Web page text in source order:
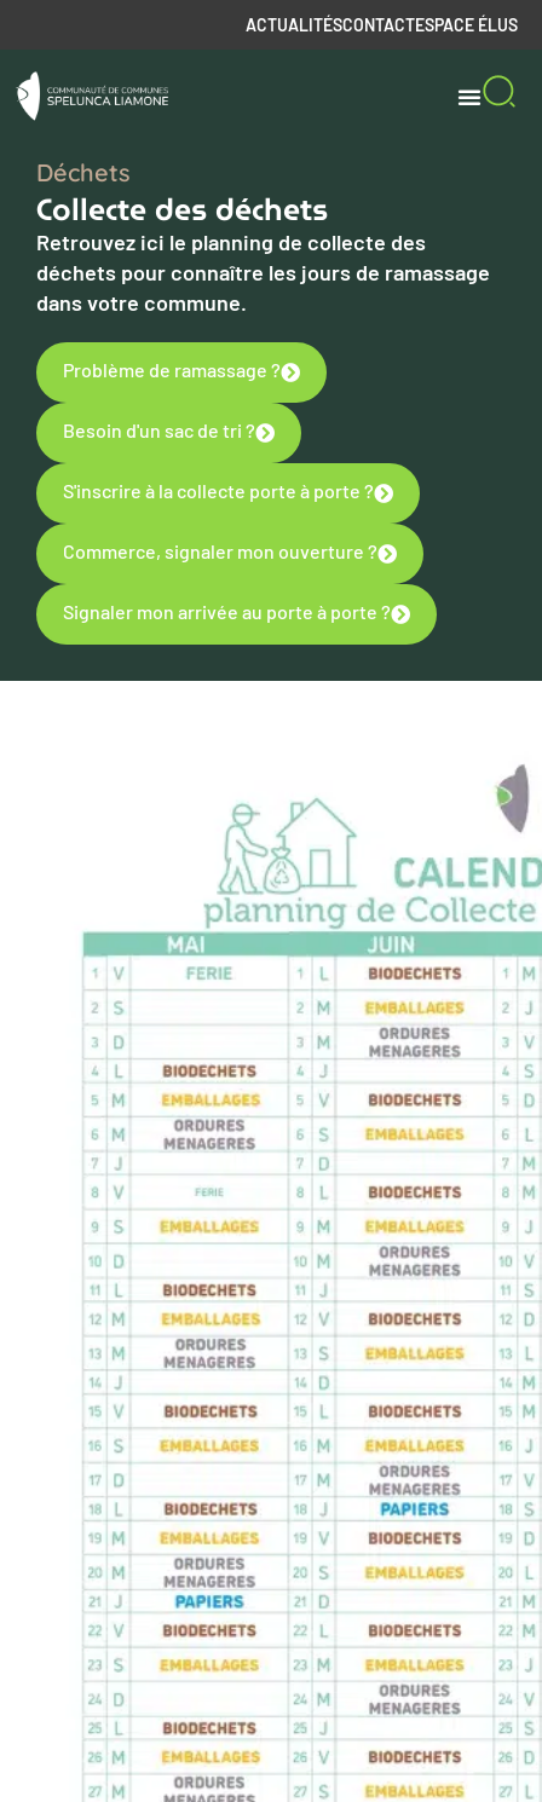
ACTUALITÉSCONTACTESPACE ÉLUS
Déchets
Collecte des déchets
Retrouvez ici le planning de collecte des
déchets pour connaître les jours de ramassage
dans votre commune.
Problème de ramassage ?
Besoin d'un sac de tri ?
S'inscrire à la collecte porte à porte ?
Commerce, signaler mon ouverture ?
Signaler mon arrivée au porte à porte ?